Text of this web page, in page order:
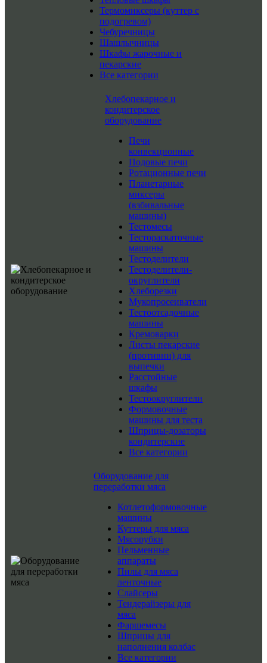
Термомиксеры (куттер с
подогревом)
Чебуречницы
Шашлычницы
Шкафы жарочные и
пекарские
Все категории
Хлебопекарное и
кондитерское
оборудование
Печи
конвекционные
Подовые печи
Ротационные печи
Планетарные
миксеры
(взбивальные
машины)
Тестомесы
Тестораскаточные
машины
Тестоделители
Тестоделители-
округлители
Хлеборезки
Мукопросеиватели
Тестоотсадочные
машины
Кремоварки
Листы пекарские
(противни) для
выпечки
Расстойные
шкафы
Тестоокруглители
Формовочные
машины для теста
Шприцы-дозаторы
кондитерские
Все категории
Оборудование для
переработки мяса
Котлетоформовочные
машины
Куттеры для мяса
Мясорубки
Пельменные
аппараты
Пилы для мяса
ленточные
Слайсеры
Тендерайзеры для
мяса
Фаршемесы
Шприцы для
наполнения колбас
Все категории